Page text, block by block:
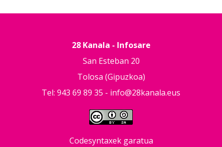
28 Kanala - Infosare
San Esteban 20
Tolosa (Gipuzkoa)
Tel: 943 69 89 35 - info@28kanala.eus
Codesyntaxek garatua